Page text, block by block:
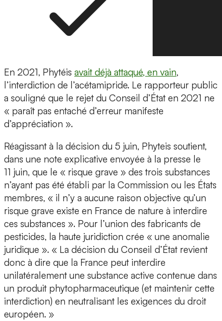
En 2021, Phytéis avait déjà attaqué, en vain,
l’interdiction de l’acétamipride. Le rapporteur public
a souligné que le rejet du Conseil d’État en 2021 ne
« paraît pas entaché d’erreur manifeste
d’appréciation ».
Réagissant à la décision du 5 juin, Phyteis soutient,
dans une note explicative envoyée à la presse le
11 juin, que le « risque grave » des trois substances
n’ayant pas été établi par la Commission ou les États
membres, « il n’y a aucune raison objective qu’un
risque grave existe en France de nature à interdire
ces substances ». Pour l’union des fabricants de
pesticides, la haute juridiction crée « une anomalie
juridique ». « La décision du Conseil d’État revient
donc à dire que la France peut interdire
unilatéralement une substance active contenue dans
un produit phytopharmaceutique (et maintenir cette
interdiction) en neutralisant les exigences du droit
européen. »